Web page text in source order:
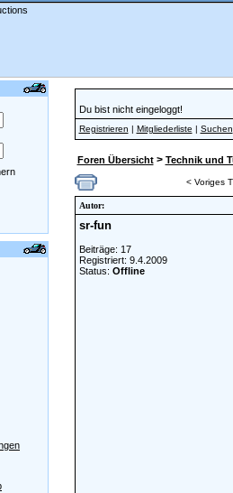
Du bist nicht eingeloggt!
Registrieren | Mitgliederliste | Suchen
Foren Übersicht> Technik und
< Voriges
Autor:
sr-fun
Beiträge: 17
Registriert: 9.4.2009
Status: Offline